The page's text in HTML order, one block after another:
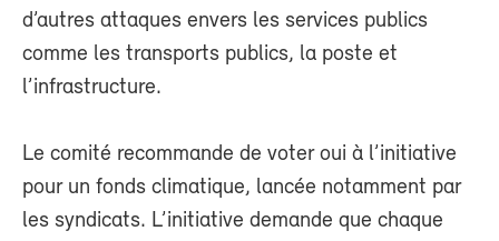
d’autres attaques envers les services publics
comme les transports publics, la poste et
l’infrastructure.
Le comité recommande de voter oui à l’initiative
pour un fonds climatique, lancée notamment par
les syndicats. L’initiative demande que chaque